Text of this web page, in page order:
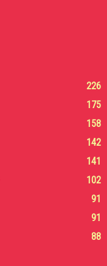
226
175
158
142
141
102
91
91
88